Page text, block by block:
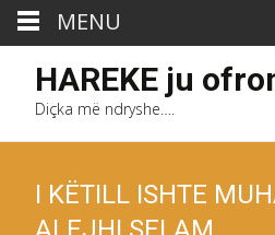
HAREKE ju
Diçka më ndryshe….
I KËTILL ISHTE
MENU